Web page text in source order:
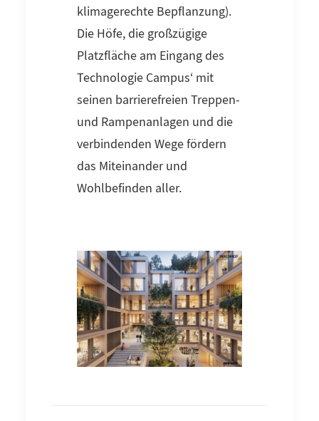
klimagerechte Bepflanzung).
Die Höfe, die großzügige
Platzfläche am Eingang des
Technologie Campus‘ mit
seinen barrierefreien Treppen-
und Rampenanlagen und die
verbindenden Wege fördern
das Miteinander und
Wohlbefinden aller.